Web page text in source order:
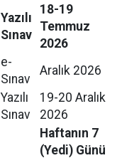
Yazılı
Sınav
18-19
Temmuz
2026
e-
Sınav
Aralık 2026
Yazılı
Sınav
19-20 Aralık
2026
Haftanın 7
(Yedi) Günü